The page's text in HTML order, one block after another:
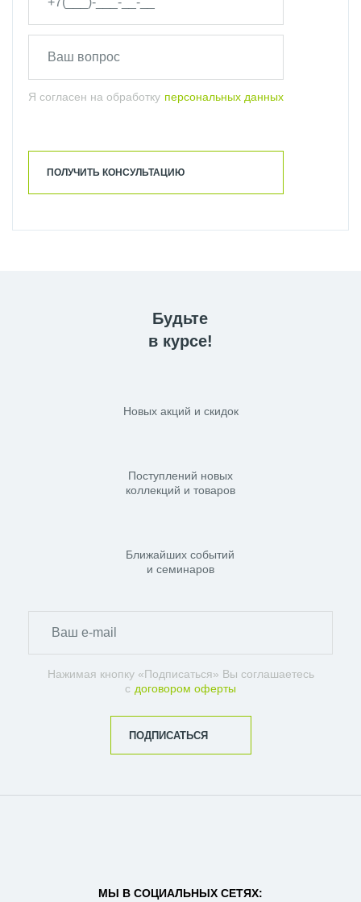
Я согласен на обработку персональных данных
ПОЛУЧИТЬ КОНСУЛЬТАЦИЮ
Будьте
в курсе!
Новых акций и скидок
Поступлений новых
коллекций и товаров
Ближайших событий
и семинаров
Нажимая кнопку «Подписаться» Вы соглашаетесь
с договором оферты
ПОДПИСАТЬСЯ
МЫ В СОЦИАЛЬНЫХ СЕТЯХ: